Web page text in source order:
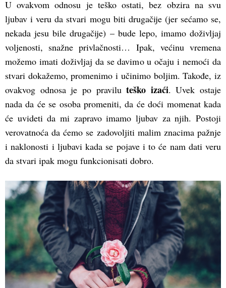
U ovakvom odnosu je teško ostati, bez obzira na svu
ljubav i veru da stvari mogu biti drugačije (jer sećamo se,
nekada jesu bile drugačije) – bude lepo, imamo doživljaj
voljenosti, snažne privlačnosti… Ipak, većinu vremena
možemo imati doživljaj da se davimo u očaju i nemoći da
stvari dokažemo, promenimo i učinimo boljim. Takođe, iz
ovakvog odnosa je po praviluteško izaći. Uvek ostaje
nada da će se osoba promeniti, da će doći momenat kada
će uvideti da mi zapravo imamo ljubav za njih. Postoji
verovatnoća da ćemo se zadovoljiti malim znacima pažnje
i naklonosti i ljubavi kada se pojave i to će nam dati veru
da stvari ipak mogu funkcionisati dobro.